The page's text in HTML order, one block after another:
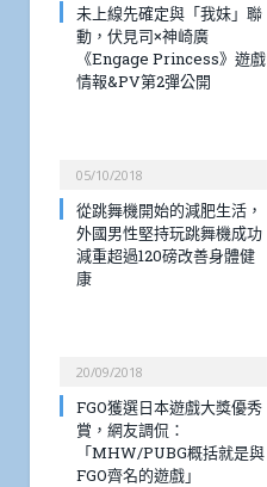
未上線先確定與「我妹」聯
動，伏見司×神崎廣
《Engage Princess》遊戲
情報&PV第2彈公開
05/10/2018
從跳舞機開始的減肥生活，
外國男性堅持玩跳舞機成功
減重超過120磅改善身體健
康
20/09/2018
FGO獲選日本遊戲大獎優秀
賞，網友調侃：
「MHW/PUBG概括就是與
FGO齊名的遊戲」